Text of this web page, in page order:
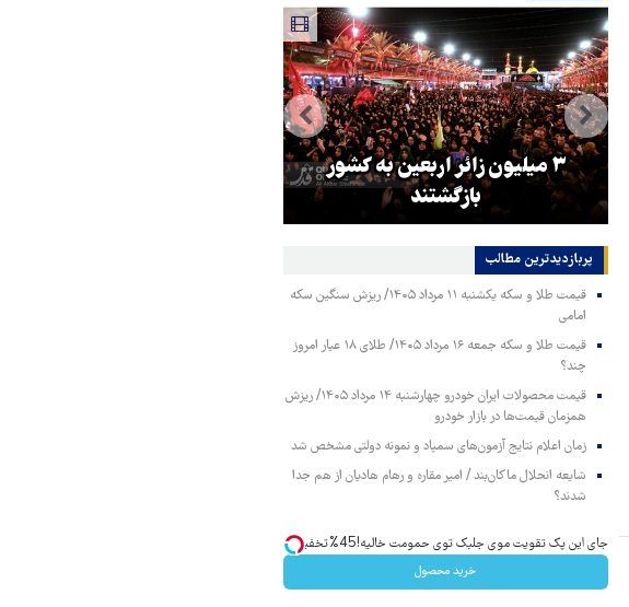
۳ میلیون زائر اربعین به کشور
بازگشتند
پربازدیدترین‌ مطالب
قیمت طلا و سکه یکشنبه ۱۱ مرداد ۱۴۰۵/ ریزش سنگین سکه
امامی
قیمت طلا و سکه جمعه ۱۶ مرداد ۱۴۰۵/ طلای ۱۸ عیار امروز
چند؟
قیمت محصولات ایران خودرو چهارشنبه ۱۴ مرداد ۱۴۰۵/ ریزش
همزمان قیمت‌ها در بازار خودرو
زمان اعلام نتایج آزمون‌های سمپاد و نمونه دولتی مشخص شد
شایعه انحلال ماکان‌بند / امیر مقاره و رهام هادیان از هم جدا
شدند؟
جای این پک تقویت موی جلبک توی حمومت خالیه!45%تخفیف
خرید محصول